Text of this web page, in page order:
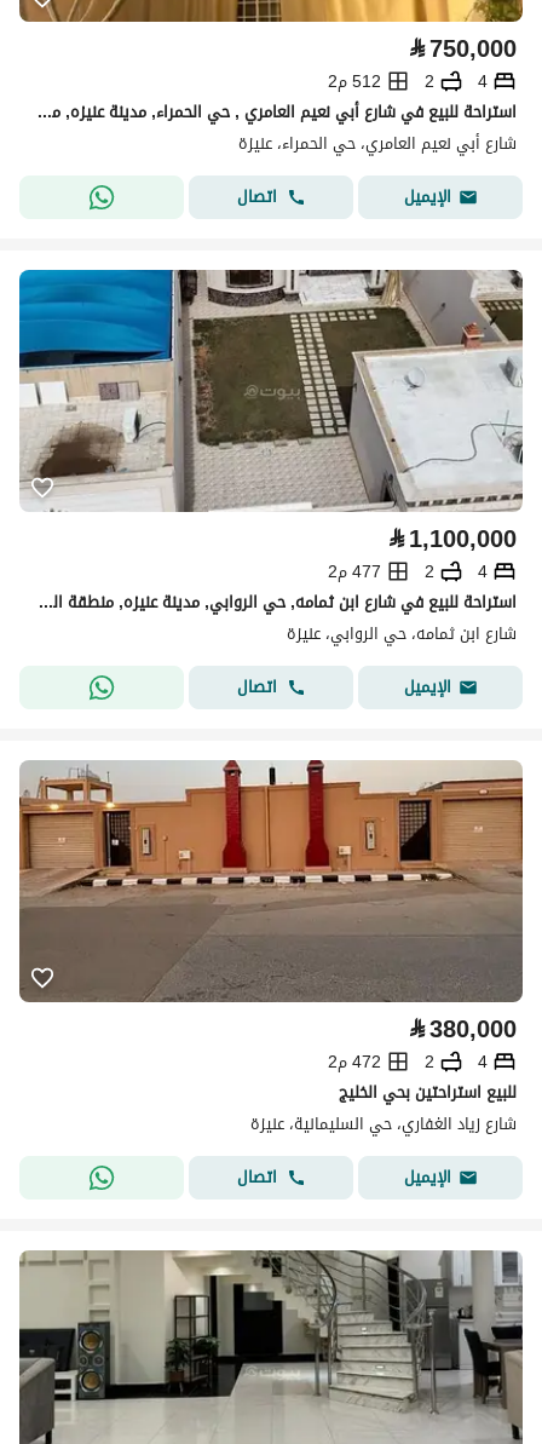
⃁750,000
4
2
512 م2
استراحة للبيع في شارع أبي نعيم العامري , حي الحمراء, مدينة عنيزه, منطقة القصيم
شارع أبي نعيم العامري، حي الحمراء، عنيزة
الإيميل
اتصال
⃁1,100,000
4
2
477 م2
استراحة للبيع في شارع ابن ثمامه, حي الروابي, مدينة عنيزه, منطقة القصيم
شارع ابن ثمامه، حي الروابي، عنيزة
الإيميل
اتصال
⃁380,000
4
2
472 م2
للبيع استراحتين بحي الخليج
شارع زياد الغفاري، حي السليمانية، عنيزة
الإيميل
اتصال